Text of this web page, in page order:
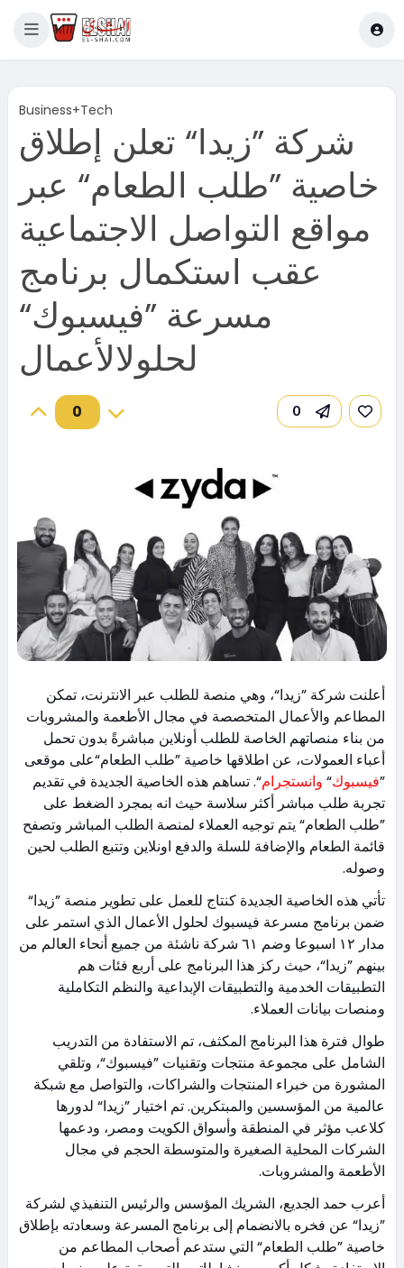
Business+Tech
شركة ”زيدا“ تعلن إطلاق
خاصية ”طلب الطعام“ عبر
مواقع التواصل الاجتماعية
عقب استكمال برنامج
مسرعة ”فيسبوك“
لحلولالأعمال
0 0
أعلنت شركة ”زيدا“، وهي منصة للطلب عبر الانترنت، تمكن
المطاعم والأعمال المتخصصة في مجال الأطعمة والمشروبات
من بناء منصاتهم الخاصة للطلب أونلاين مباشرةً بدون تحمل
أعباء العمولات، عن اطلاقها خاصية ”طلب الطعام“على موقعى
”فيسبوك“ وانستجرام“. تساهم هذه الخاصية الجديدة في تقديم
تجربة طلب مباشر أكثر سلاسة حيث انه بمجرد الضغط على
”طلب الطعام“ يتم توجيه العملاء لمنصة الطلب المباشر وتصفح
قائمة الطعام والإضافة للسلة والدفع اونلاين وتتبع الطلب لحين
وصوله.
تأتي هذه الخاصية الجديدة كنتاج للعمل على تطوير منصة ”زيدا“
ضمن برنامج مسرعة فيسبوك لحلول الأعمال الذي استمر على
مدار ١٢ اسبوعا وضم ٦١ شركة ناشئة من جميع أنحاء العالم من
بينهم ”زيدا“، حيث ركز هذا البرنامج على أربع فئات هم
التطبيقات الخدمية والتطبيقات الإبداعية والنظم التكاملية
ومنصات بيانات العملاء.
طوال فترة هذا البرنامج المكثف، تم الاستفادة من التدريب
الشامل على مجموعة منتجات وتقنيات ”فيسبوك“، وتلقي
المشورة من خبراء المنتجات والشراكات، والتواصل مع شبكة
عالمية من المؤسسين والمبتكرين. تم اختيار ”زيدا“ لدورها
كلاعب مؤثر في المنطقة وأسواق الكويت ومصر، ودعمها
الشركات المحلية الصغيرة والمتوسطة الحجم في مجال
الأطعمة والمشروبات.
أعرب حمد الجديع، الشريك المؤسس والرئيس التنفيذي لشركة
”زيدا“ عن فخره بالانضمام إلى برنامج المسرعة وسعادته بإطلاق
خاصية ”طلب الطعام“ التي ستدعم أصحاب المطاعم من